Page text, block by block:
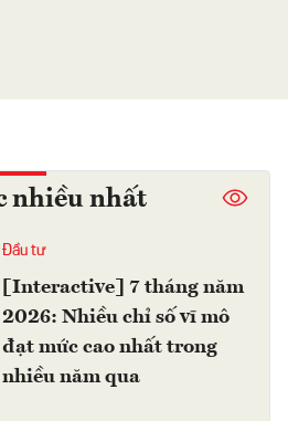
nhiều nhất
Đầu tư
[Interactive] 7 tháng năm
2026: Nhiều chỉ số vĩ mô
đạt mức cao nhất trong
nhiều năm qua